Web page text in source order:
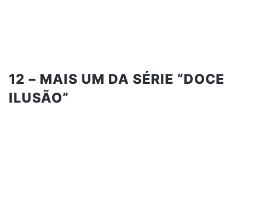
12 – MAIS UM DA SÉRIE “DOCE
ILUSÃO”